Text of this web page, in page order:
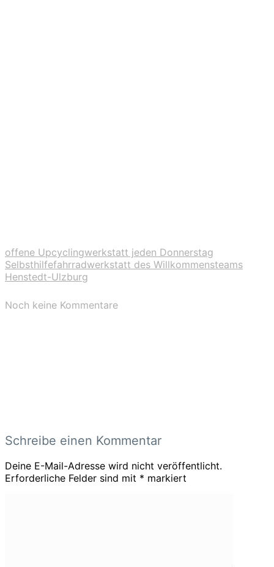
offene Upcyclingwerkstatt jeden Donnerstag
Selbsthilfefahrradwerkstatt des Willkommensteams
Henstedt-Ulzburg
Noch keine Kommentare
Schreibe einen Kommentar
Deine E-Mail-Adresse wird nicht veröffentlicht.
Erforderliche Felder sind mit * markiert